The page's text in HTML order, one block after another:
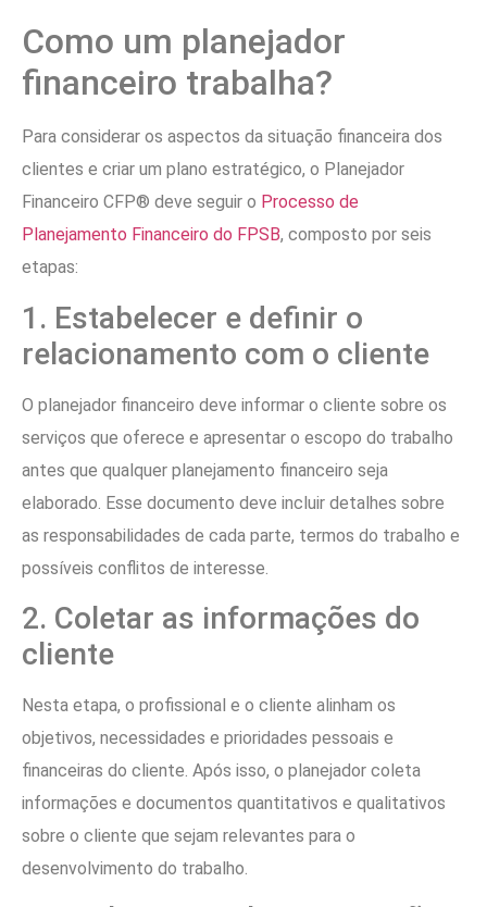
Como um planejador
financeiro trabalha?
Para considerar os aspectos da situação financeira dos
clientes e criar um plano estratégico, o Planejador
Financeiro CFP® deve seguir o Processo de
Planejamento Financeiro do FPSB, composto por seis
etapas:
1. Estabelecer e definir o
relacionamento com o cliente
O planejador financeiro deve informar o cliente sobre os
serviços que oferece e apresentar o escopo do trabalho
antes que qualquer planejamento financeiro seja
elaborado. Esse documento deve incluir detalhes sobre
as responsabilidades de cada parte, termos do trabalho e
possíveis conflitos de interesse.
2. Coletar as informações do
cliente
Nesta etapa, o profissional e o cliente alinham os
objetivos, necessidades e prioridades pessoais e
financeiras do cliente. Após isso, o planejador coleta
informações e documentos quantitativos e qualitativos
sobre o cliente que sejam relevantes para o
desenvolvimento do trabalho.